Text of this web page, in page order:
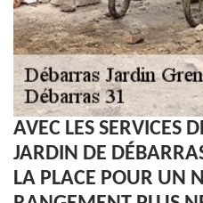
AVEC LES SERVICES
JARDIN DE
LA PLACE POUR UN